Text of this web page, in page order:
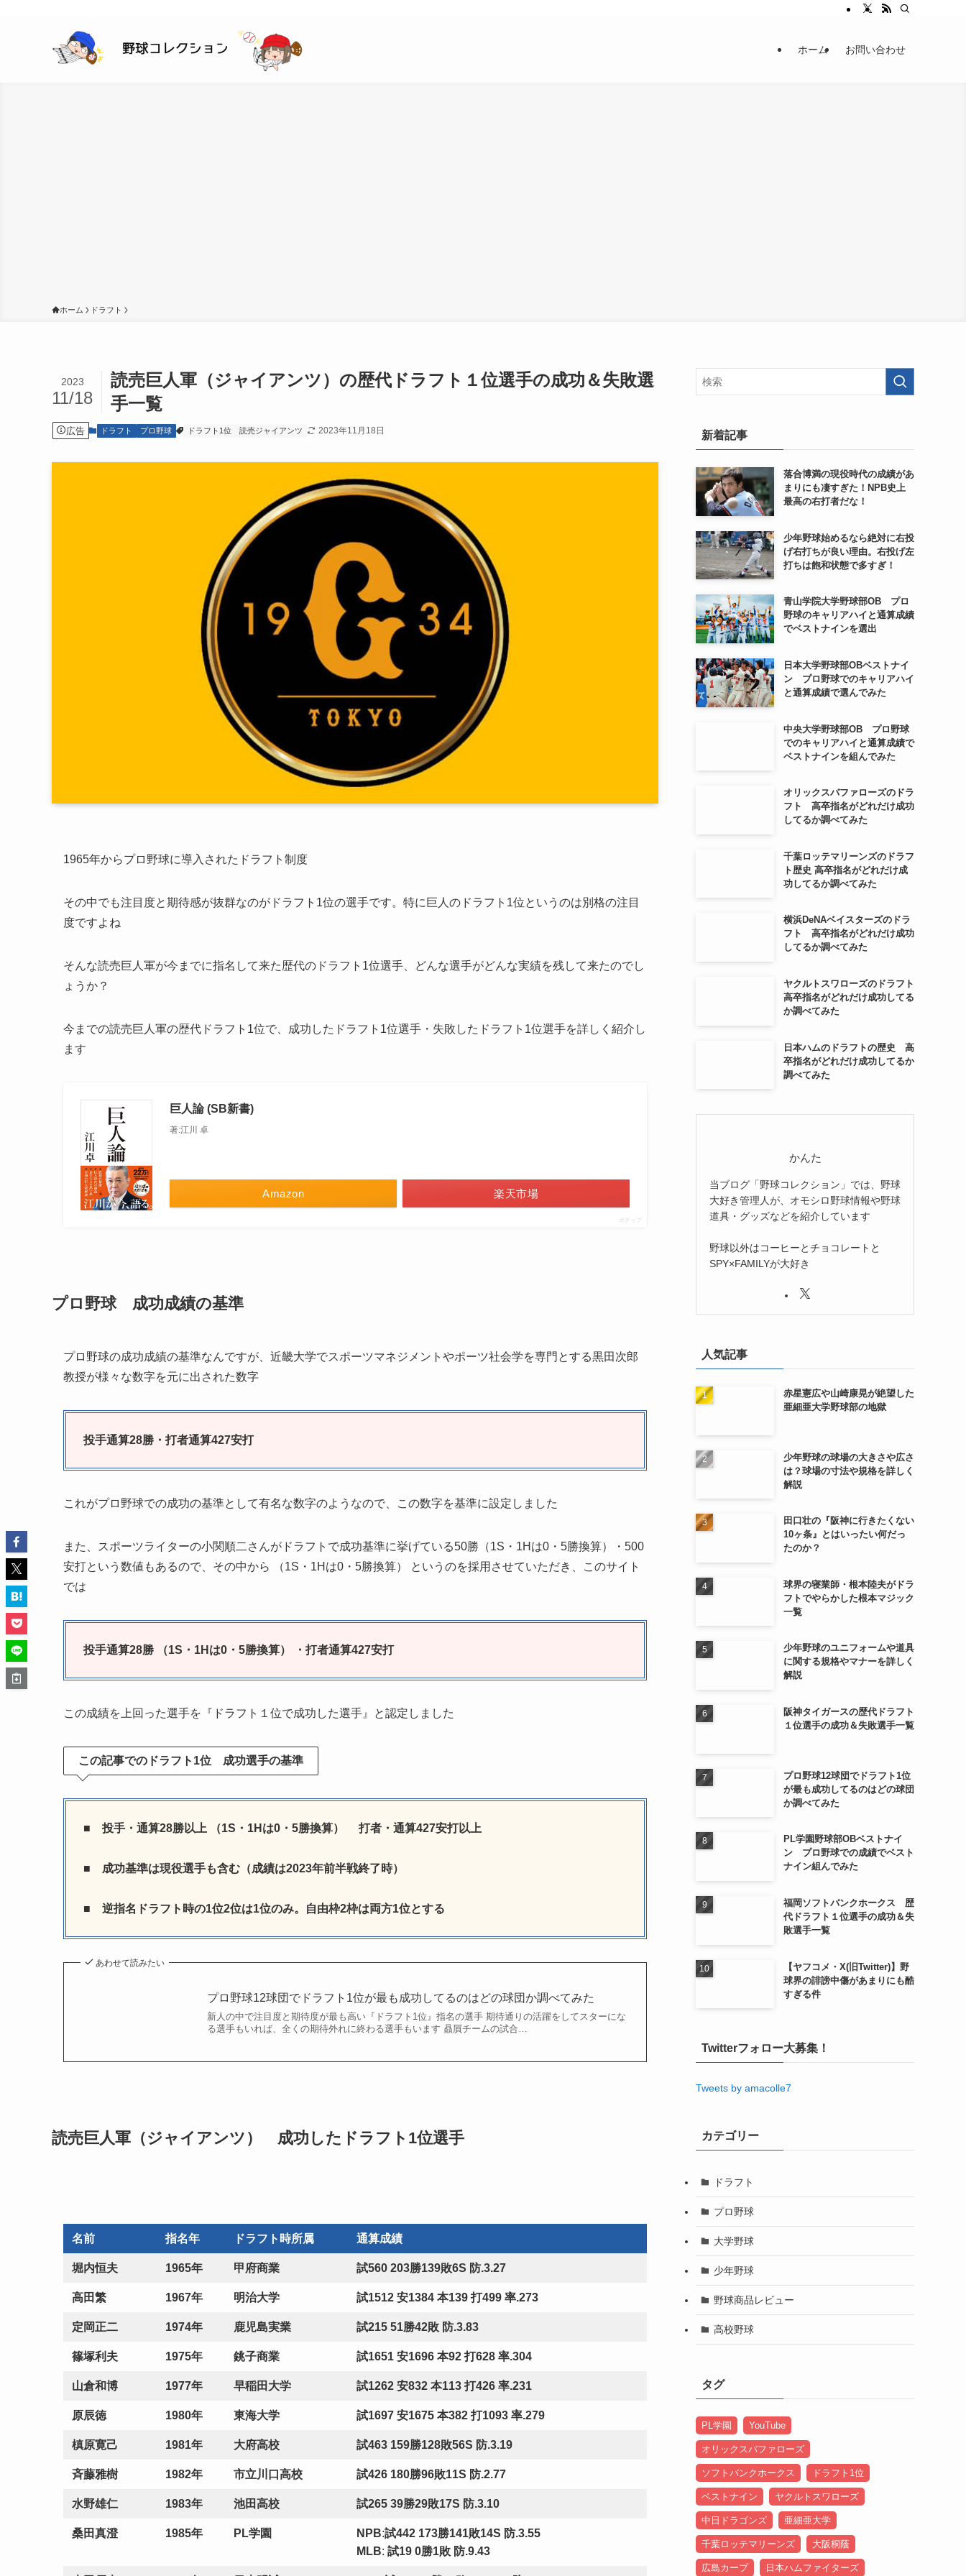
ホーム お問い合わせ
ホーム ドラフト
読売巨人軍（ジャイアンツ）の歴代ドラフト１位選手の成功＆失敗選
手一覧
2023
11/18
広告 ドラフト プロ野球 ドラフト1位 読売ジャイアンツ 2023年11月18日
1965年からプロ野球に導入されたドラフト制度
その中でも注目度と期待感が抜群なのがドラフト1位の選手です。特に巨人のドラフト1位というのは別格の注目
度ですよね
そんな読売巨人軍が今までに指名して来た歴代のドラフト1位選手、どんな選手がどんな実績を残して来たのでし
ょうか？
今までの読売巨人軍の歴代ドラフト1位で、成功したドラフト1位選手・失敗したドラフト1位選手を詳しく紹介し
ます
巨人論 (SB新書)
著:江川 卓
Amazon 楽天市場
ポチップ
プロ野球 成功成績の基準
プロ野球の成功成績の基準なんですが、近畿大学でスポーツマネジメントやポーツ社会学を専門とする黒田次郎
教授が様々な数字を元に出された数字
投手通算28勝・打者通算427安打
これがプロ野球での成功の基準として有名な数字のようなので、この数字を基準に設定しました
また、スポーツライターの小関順二さんがドラフトで成功基準に挙げている50勝（1S・1Hは0・5勝換算）・500
安打という数値もあるので、その中から （1S・1Hは0・5勝換算） というのを採用させていただき、このサイト
では
投手通算28勝 （1S・1Hは0・5勝換算） ・打者通算427安打
この成績を上回った選手を『ドラフト１位で成功した選手』と認定しました
この記事でのドラフト1位 成功選手の基準
■ 投手・通算28勝以上 （1S・1Hは0・5勝換算） 打者・通算427安打以上
■ 成功基準は現役選手も含む（成績は2023年前半戦終了時）
■ 逆指名ドラフト時の1位2位は1位のみ。自由枠2枠は両方1位とする
あわせて読みたい
プロ野球12球団でドラフト1位が最も成功してるのはどの球団か調べてみた
新人の中で注目度と期待度が最も高い『ドラフト1位』指名の選手 期待通りの活躍をしてスターにな
る選手もいれば、全くの期待外れに終わる選手もいます 贔屓チームの試合…
読売巨人軍（ジャイアンツ） 成功したドラフト1位選手
名前 指名年 ドラフト時所属 通算成績
堀内恒夫 1965年 甲府商業 試560 203勝139敗6S 防.3.27
高田繁 1967年 明治大学 試1512 安1384 本139 打499 率.273
定岡正二 1974年 鹿児島実業 試215 51勝42敗 防.3.83
篠塚利夫 1975年 銚子商業 試1651 安1696 本92 打628 率.304
山倉和博 1977年 早稲田大学 試1262 安832 本113 打426 率.231
原辰徳 1980年 東海大学 試1697 安1675 本382 打1093 率.279
槙原寛己 1981年 大府高校 試463 159勝128敗56S 防.3.19
斉藤雅樹 1982年 市立川口高校 試426 180勝96敗11S 防.2.77
水野雄仁 1983年 池田高校 試265 39勝29敗17S 防.3.10
桑田真澄 1985年 PL学園 NPB:試442 173勝141敗14S 防.3.55
MLB: 試19 0勝1敗 防.9.43
新着記事
落合博満の現役時代の成績があ
まりにも凄すぎた！NPB史上
最高の右打者だな！
少年野球始めるなら絶対に右投
げ右打ちが良い理由。右投げ左
打ちは飽和状態で多すぎ！
青山学院大学野球部OB プロ
野球のキャリアハイと通算成績
でベストナインを選出
日本大学野球部OBベストナイ
ン プロ野球でのキャリアハイ
と通算成績で選んでみた
中央大学野球部OB プロ野球
でのキャリアハイと通算成績で
ベストナインを組んでみた
オリックスバファローズのドラ
フト 高卒指名がどれだけ成功
してるか調べてみた
千葉ロッテマリーンズのドラフ
ト歴史 高卒指名がどれだけ成
功してるか調べてみた
横浜DeNAベイスターズのドラ
フト 高卒指名がどれだけ成功
してるか調べてみた
ヤクルトスワローズのドラフト
高卒指名がどれだけ成功してる
か調べてみた
日本ハムのドラフトの歴史 高
卒指名がどれだけ成功してるか
調べてみた
かんた
当ブログ「野球コレクション」では、野球
大好き管理人が、オモシロ野球情報や野球
道具・グッズなどを紹介しています
野球以外はコーヒーとチョコレートと
SPY×FAMILYが大好き
人気記事
赤星憲広や山崎康晃が絶望した
亜細亜大学野球部の地獄
少年野球の球場の大きさや広さ
は？球場の寸法や規格を詳しく
解説
田口壮の『阪神に行きたくない
10ヶ条』とはいったい何だっ
たのか？
球界の寝業師・根本陸夫がドラ
フトでやらかした根本マジック
一覧
少年野球のユニフォームや道具
に関する規格やマナーを詳しく
解説
阪神タイガースの歴代ドラフト
１位選手の成功＆失敗選手一覧
プロ野球12球団でドラフト1位
が最も成功してるのはどの球団
か調べてみた
PL学園野球部OBベストナイ
ン プロ野球での成績でベスト
ナイン組んでみた
福岡ソフトバンクホークス 歴
代ドラフト１位選手の成功＆失
敗選手一覧
【ヤフコメ・X(旧Twitter)】野
球界の誹謗中傷があまりにも酷
すぎる件
Twitterフォロー大募集！
Tweets by amacolle7
カテゴリー
ドラフト
プロ野球
大学野球
少年野球
野球商品レビュー
高校野球
タグ
PL学園 YouTube
オリックスバファローズ
ソフトバンクホークス ドラフト1位
ベストナイン ヤクルトスワローズ
中日ドラゴンズ 亜細亜大学
千葉ロッテマリーンズ 大阪桐蔭
広島カープ 日本ハムファイターズ